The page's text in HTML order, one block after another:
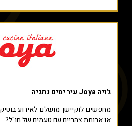
ג'ויה Joya עיר ימים נתניה
מחפשים לוקיישן מושלם לאירוע
או ארוחת צהריים עם טעמים של חו"ל?